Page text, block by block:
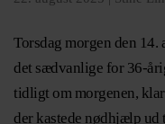
Torsdag morgen den
det sædvanlige for 36-
tidligt om morgenen,
der kastede nødhjælp